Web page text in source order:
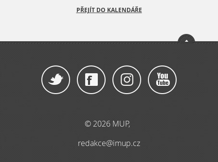
PŘEJÍT DO KALENDÁŘE
© 2026 MUP,
redakce@imup.cz